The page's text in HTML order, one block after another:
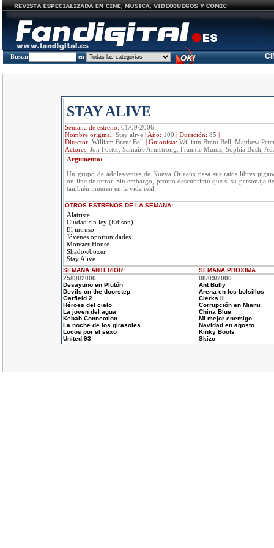
Buscar en
STAY ALIVE
Semana de estreno: 01/09/2006
Nombre original: Stay alive| Año: 100 | Duración: 85 |
Director: William Brent Bell | Guionista: William Brent Bell, Matthew
Actores: Jon Foster, Samaire Armstrong, Frankie Muniz, Sophia Bush,
Argumento:
Un grupo de adolescentes de Nueva Orleans pasa sus ratos libres
on-line de terror. Sin embargo, pronto descubrirán que si su personaje
también mueren en la vida real.
OTROS ESTRENOS DE LA SEMANA:
Alatriste
Ciudad sin ley (Edison)
El intruso
Jóvenes oportunidades
Monster House
Shadowboxer
Stay Alive
SEMANA ANTERIOR: SEMANA PROXIMA
25/08/2006
Desayuno en Plutón
Devils on the doorstep
Garfield 2
Héroes del cielo
La joven del agua
Kebab Connection
La noche de los girasoles
Locos por el sexo
United 93
08/09/2006
Ant Bully
Arena en los bolsillos
Clerks II
Corrupción en Miami
China Blue
Mi mejor enemigo
Navidad en agosto
Kinky Boots
Skizo